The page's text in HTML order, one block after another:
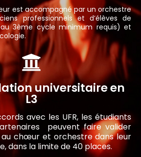
est accompagné par un orchestre
professionnels et d’élèves de
3ème cycle minimum requis) et
universitaire en
L3
avec les UFR, les étudiants
peuvent faire valider
chœur et orchestre dans leur
dans la limite de 40 places.